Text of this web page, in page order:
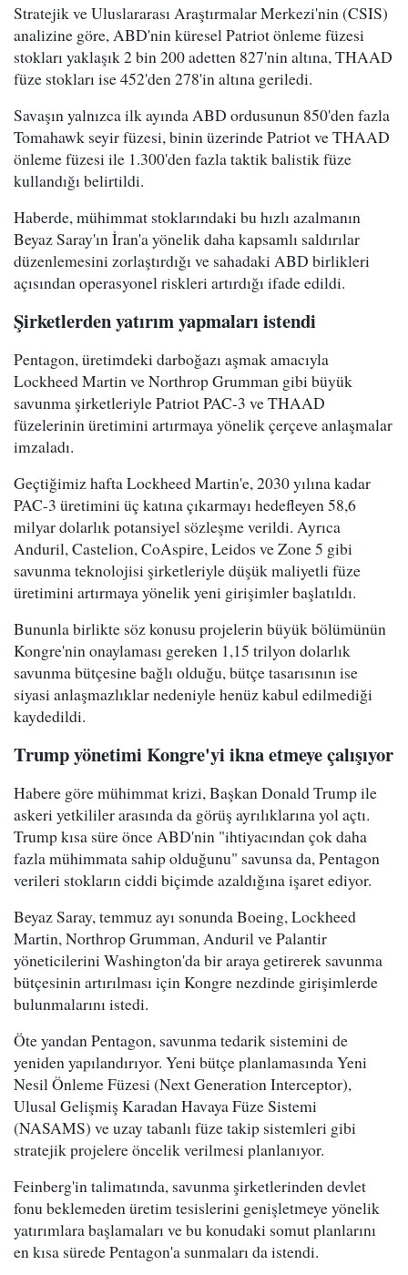
Stratejik ve Uluslararası Araştırmalar Merkezi'nin (CSIS)
analizine göre, ABD'nin küresel Patriot önleme füzesi
stokları yaklaşık 2 bin 200 adetten 827'nin altına, THAAD
füze stokları ise 452'den 278'in altına geriledi.
Savaşın yalnızca ilk ayında ABD ordusunun 850'den fazla
Tomahawk seyir füzesi, binin üzerinde Patriot ve THAAD
önleme füzesi ile 1.300'den fazla taktik balistik füze
kullandığı belirtildi.
Haberde, mühimmat stoklarındaki bu hızlı azalmanın
Beyaz Saray'ın İran'a yönelik daha kapsamlı saldırılar
düzenlemesini zorlaştırdığı ve sahadaki ABD birlikleri
açısından operasyonel riskleri artırdığı ifade edildi.
Şirketlerden yatırım yapmaları istendi
Pentagon, üretimdeki darboğazı aşmak amacıyla
Lockheed Martin ve Northrop Grumman gibi büyük
savunma şirketleriyle Patriot PAC-3 ve THAAD
füzelerinin üretimini artırmaya yönelik çerçeve anlaşmalar
imzaladı.
Geçtiğimiz hafta Lockheed Martin'e, 2030 yılına kadar
PAC-3 üretimini üç katına çıkarmayı hedefleyen 58,6
milyar dolarlık potansiyel sözleşme verildi. Ayrıca
Anduril, Castelion, CoAspire, Leidos ve Zone 5 gibi
savunma teknolojisi şirketleriyle düşük maliyetli füze
üretimini artırmaya yönelik yeni girişimler başlatıldı.
Bununla birlikte söz konusu projelerin büyük bölümünün
Kongre'nin onaylaması gereken 1,15 trilyon dolarlık
savunma bütçesine bağlı olduğu, bütçe tasarısının ise
siyasi anlaşmazlıklar nedeniyle henüz kabul edilmediği
kaydedildi.
Trump yönetimi Kongre'yi ikna etmeye çalışıyor
Habere göre mühimmat krizi, Başkan Donald Trump ile
askeri yetkililer arasında da görüş ayrılıklarına yol açtı.
Trump kısa süre önce ABD'nin "ihtiyacından çok daha
fazla mühimmata sahip olduğunu" savunsa da, Pentagon
verileri stokların ciddi biçimde azaldığına işaret ediyor.
Beyaz Saray, temmuz ayı sonunda Boeing, Lockheed
Martin, Northrop Grumman, Anduril ve Palantir
yöneticilerini Washington'da bir araya getirerek savunma
bütçesinin artırılması için Kongre nezdinde girişimlerde
bulunmalarını istedi.
Öte yandan Pentagon, savunma tedarik sistemini de
yeniden yapılandırıyor. Yeni bütçe planlamasında Yeni
Nesil Önleme Füzesi (Next Generation Interceptor),
Ulusal Gelişmiş Karadan Havaya Füze Sistemi
(NASAMS) ve uzay tabanlı füze takip sistemleri gibi
stratejik projelere öncelik verilmesi planlanıyor.
Feinberg'in talimatında, savunma şirketlerinden devlet
fonu beklemeden üretim tesislerini genişletmeye yönelik
yatırımlara başlamaları ve bu konudaki somut planlarını
en kısa sürede Pentagon'a sunmaları da istendi.